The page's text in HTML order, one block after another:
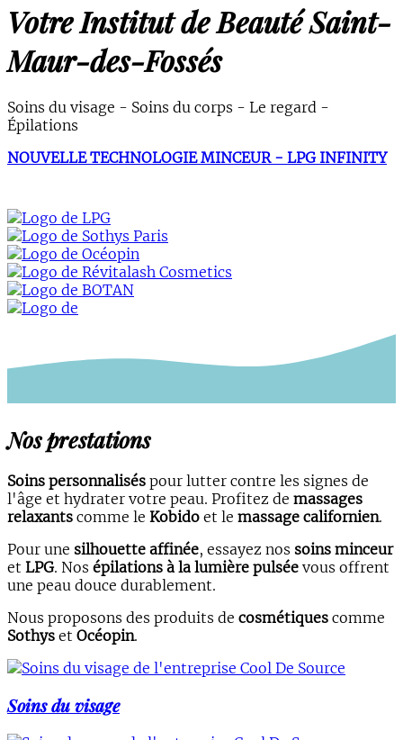
Votre Institut de Beauté Saint-
Maur-des-Fossés
Soins du visage - Soins du corps - Le regard -
Épilations
NOUVELLE TECHNOLOGIE MINCEUR - LPG INFINITY
Nos prestations
Soins personnalisés pour lutter contre les signes de
l'âge et hydrater votre peau. Profitez de massages
relaxants comme le Kobido et le massage californien.
Pour une silhouette affinée, essayez nos soins minceur
et LPG. Nos épilations à la lumière pulsée vous offrent
une peau douce durablement.
Nous proposons des produits de cosmétiques comme
Sothys et Océopin.
Soins du visage